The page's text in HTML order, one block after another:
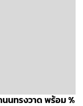
นทรงวาด พร้อม %